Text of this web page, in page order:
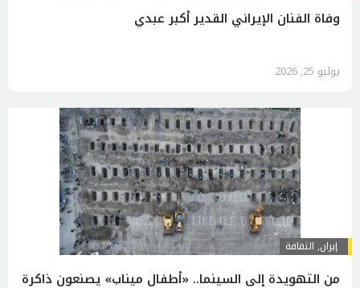
وفاة الفنان الإيراني القدير أكبر عبدي
يوليو 25, 2026
إيران, الثقافة
من التهويدة إلى السينما.. «أطفال ميناب» يصنعون ذاكرة